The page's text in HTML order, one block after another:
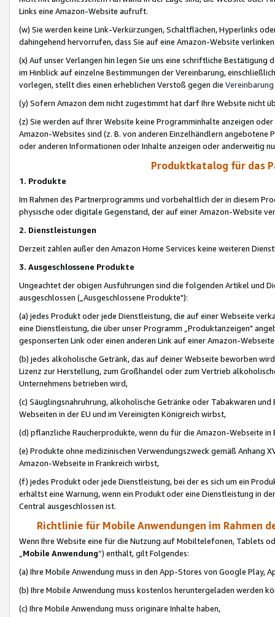
Links eine Amazon-Website aufruft.
(w) Sie werden keine Link-Verkürzungen, Schaltflächen, Hyperlinks
dahingehend hervorrufen, dass Sie auf eine Amazon-Website
(x) Auf unser Verlangen hin legen Sie uns eine schriftliche
im Hinblick auf einzelne Bestimmungen der Vereinbarung,
vorlegen, stellt dies einen erheblichen Verstoß gegen die Vereinbarung
(y) Sofern Amazon dem nicht zugestimmt hat darf Ihre Website nicht
(z) Sie werden auf Ihrer Website keine Programminhalte anzeigen
Amazon-Websites sind (z. B. von anderen Einzelhändlern
oder anderen Informationen oder Inhalte anzeigen oder anderweitig
Produktkatalog für das
1. Produkte
Im Rahmen des Partnerprogramms und vorbehaltlich der in diesem
physische oder digitale Gegenstand, der auf einer Amazon-Website
2. Dienstleistungen
Derzeit zählen außer den Amazon Home Services keine weiteren
3. Ausgeschlossene Produkte
Ungeachtet der obigen Ausführungen sind die folgenden Artikel und
ausgeschlossen („Ausgeschlossene Produkte"):
(a) jedes Produkt oder jede Dienstleistung, die auf einer Webseite
eine Dienstleistung, die über unser Programm „Produktanzeigen"
gesponserten Link oder einen anderen Link auf einer Amazon-
(b) jedes alkoholische Getränk, das auf deiner Webseite beworben
Lizenz zur Herstellung, zum Großhandel oder zum Vertrieb
Unternehmens betrieben wird,
(c) Säuglingsnahruhrung, alkoholische Getränke oder Tabakwaren
Webseiten in der EU und im Vereinigten Königreich wirbst,
(d) pflanzliche Raucherprodukte, wenn du für die Amazon-Webseite in
(e) Produkte ohne medizinischen Verwendungszweck gemäß Anhang
Amazon-Webseite in Frankreich wirbst,
(f) jedes Produkt oder jede Dienstleistung, bei der es sich um ein
erhältst eine Warnung, wenn ein Produkt oder eine Dienstleistung in
Central ausgeschlossen ist.
Richtlinie für Mobile Anwendungen im Rahmen
Wenn Ihre Website eine für die Nutzung auf Mobiltelefonen, Tablets
„Mobile Anwendung“) enthält, gilt Folgendes:
(a) Ihre Mobile Anwendung muss in den App-Stores von Google Play,
(b) Ihre Mobile Anwendung muss kostenlos heruntergeladen werden
(c) Ihre Mobile Anwendung muss originäre Inhalte haben,